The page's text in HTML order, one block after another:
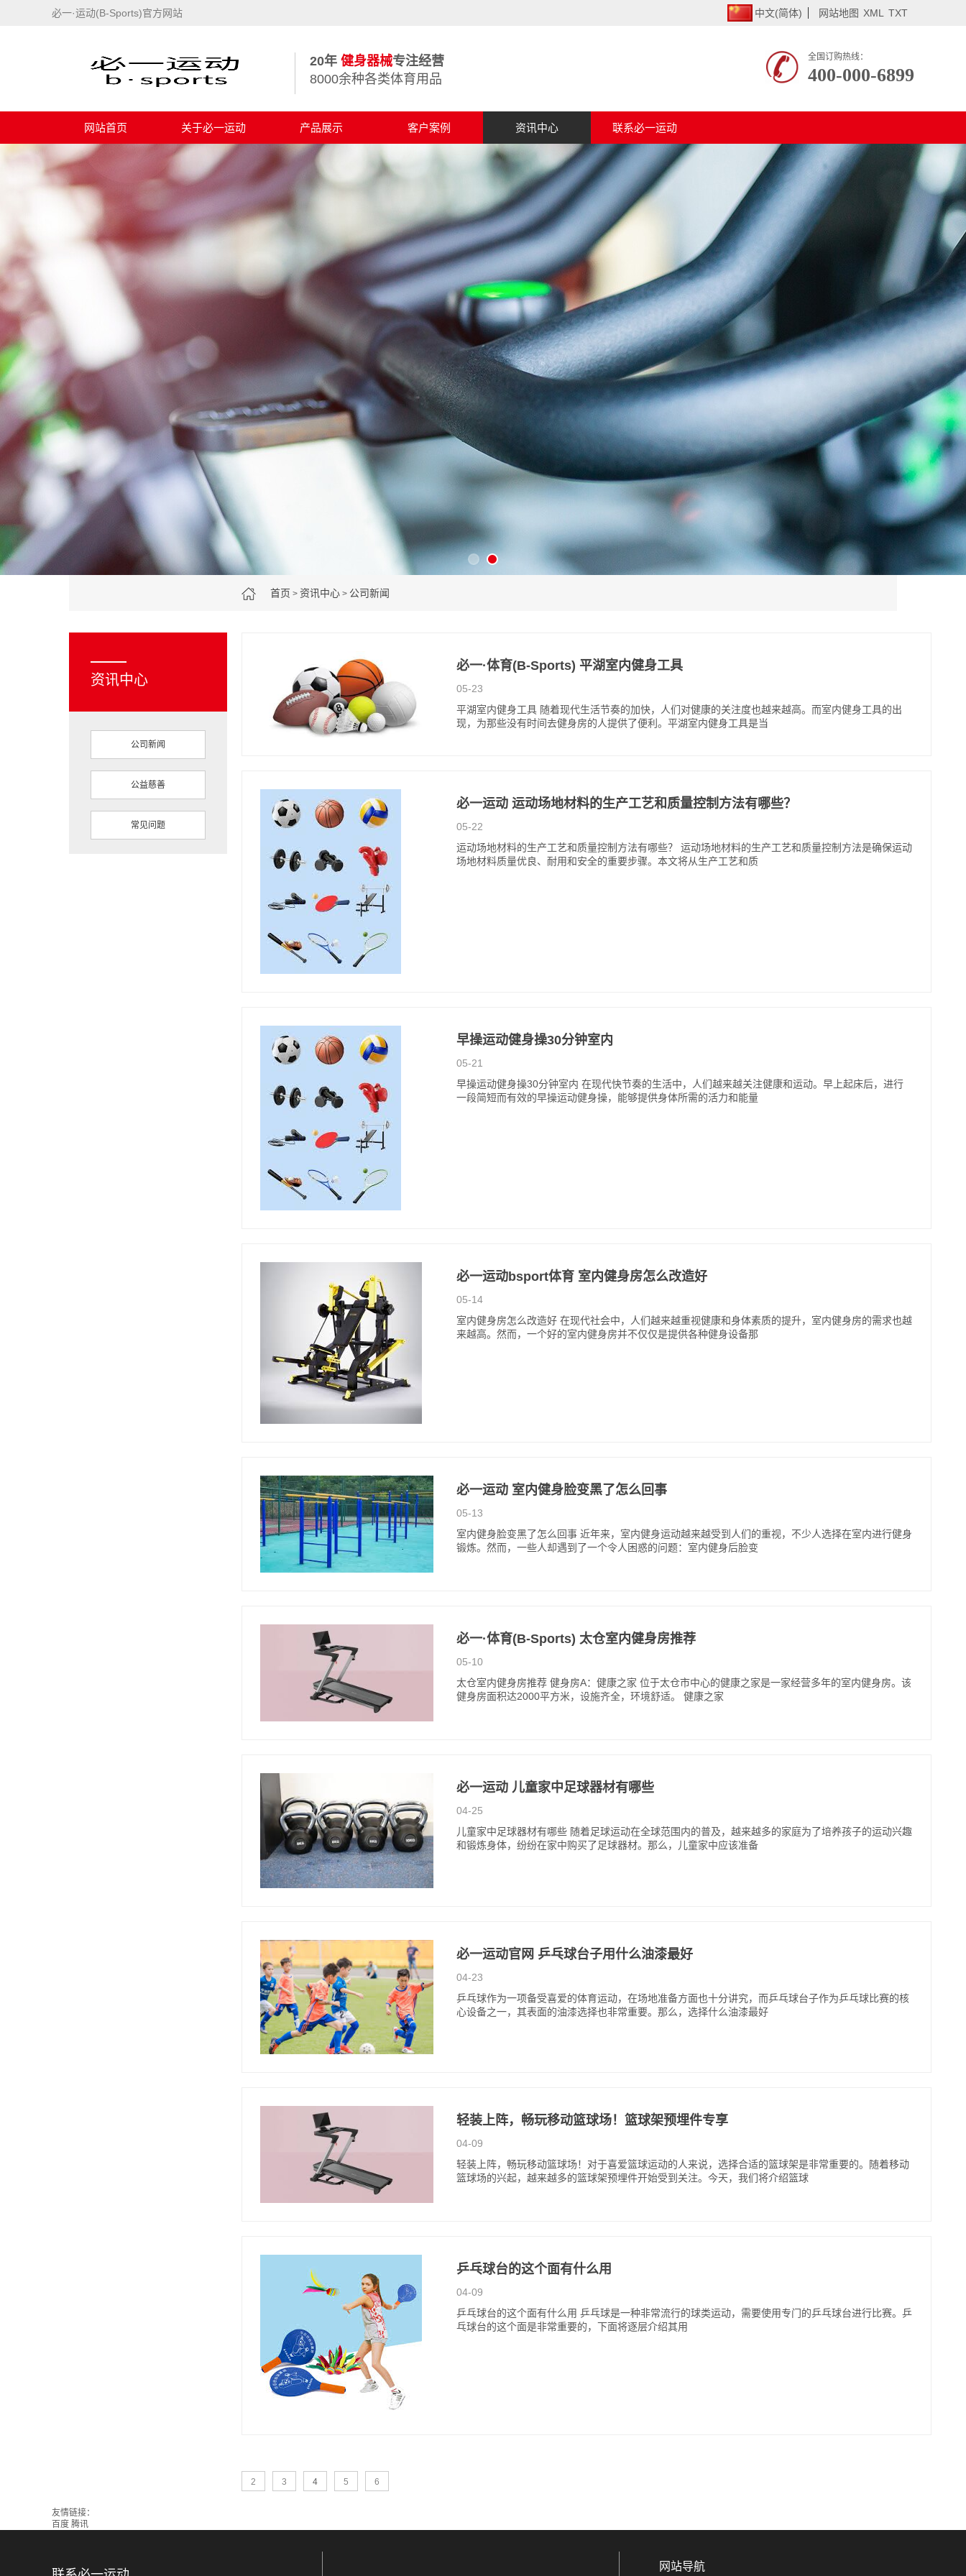
必一·运动(B-Sports)官方网站 中文(简体) 网站地图 XML TXT
20年 健身器械专注经营
8000余种各类体育用品
全国订购热线：
400-000-6899
网站首页 关于必一运动 产品展示 客户案例 资讯中心 联系必一运动
首页 >资讯中心 > 公司新闻
资讯中心
公司新闻
公益慈善
常见问题
必一·体育(B-Sports) 平湖室内健身工具
05-23
平湖室内健身工具 随着现代生活节奏的加快，人们对健康的关注度也越来越高。而室内健身工具的出
现，为那些没有时间去健身房的人提供了便利。平湖室内健身工具是当
必一运动 运动场地材料的生产工艺和质量控制方法有哪些？
05-22
运动场地材料的生产工艺和质量控制方法有哪些？ 运动场地材料的生产工艺和质量控制方法是确保运动
场地材料质量优良、耐用和安全的重要步骤。本文将从生产工艺和质
早操运动健身操30分钟室内
05-21
早操运动健身操30分钟室内 在现代快节奏的生活中，人们越来越关注健康和运动。早上起床后，进行
一段简短而有效的早操运动健身操，能够提供身体所需的活力和能量
必一运动bsport体育 室内健身房怎么改造好
05-14
室内健身房怎么改造好 在现代社会中，人们越来越重视健康和身体素质的提升，室内健身房的需求也越
来越高。然而，一个好的室内健身房并不仅仅是提供各种健身设备那
必一运动 室内健身脸变黑了怎么回事
05-13
室内健身脸变黑了怎么回事 近年来，室内健身运动越来越受到人们的重视，不少人选择在室内进行健身
锻炼。然而，一些人却遇到了一个令人困惑的问题：室内健身后脸变
必一·体育(B-Sports) 太仓室内健身房推荐
05-10
太仓室内健身房推荐 健身房A：健康之家 位于太仓市中心的健康之家是一家经营多年的室内健身房。该
健身房面积达2000平方米，设施齐全，环境舒适。 健康之家
必一运动 儿童家中足球器材有哪些
04-25
儿童家中足球器材有哪些 随着足球运动在全球范围内的普及，越来越多的家庭为了培养孩子的运动兴趣
和锻炼身体，纷纷在家中购买了足球器材。那么，儿童家中应该准备
必一运动官网 乒乓球台子用什么油漆最好
04-23
乒乓球作为一项备受喜爱的体育运动，在场地准备方面也十分讲究，而乒乓球台子作为乒乓球比赛的核
心设备之一，其表面的油漆选择也非常重要。那么，选择什么油漆最好
轻装上阵，畅玩移动篮球场！篮球架预埋件专享
04-09
轻装上阵，畅玩移动篮球场！对于喜爱篮球运动的人来说，选择合适的篮球架是非常重要的。随着移动
篮球场的兴起，越来越多的篮球架预埋件开始受到关注。今天，我们将介绍篮球
乒乓球台的这个面有什么用
04-09
乒乓球台的这个面有什么用 乒乓球是一种非常流行的球类运动，需要使用专门的乒乓球台进行比赛。乒
乓球台的这个面是非常重要的，下面将逐层介绍其用
2 3 4 5 6
友情链接：
百度 腾讯
网站导航